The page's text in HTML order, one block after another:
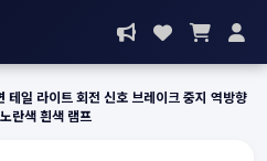
일 라이트 회전 신호 브레이크 중지 역방향
란색 흰색 램프